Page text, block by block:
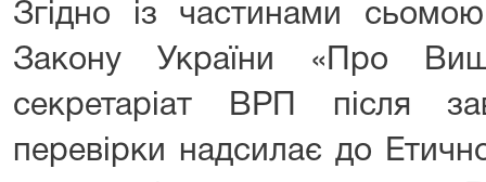
Згідно із частинами
Закону України «Про
секретаріат ВРП після
перевірки надсилає до